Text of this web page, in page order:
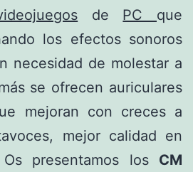
de PC que
los efectos sonoros
necesidad de molestar a
se ofrecen auriculares
mejoran con creces a
mejor calidad en
presentamos los CM